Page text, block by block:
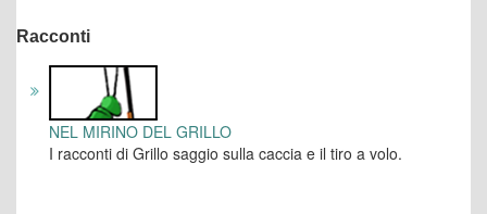
Racconti
NEL MIRINO DEL GRILLO
I racconti di Grillo saggio sulla caccia e il tiro a volo.